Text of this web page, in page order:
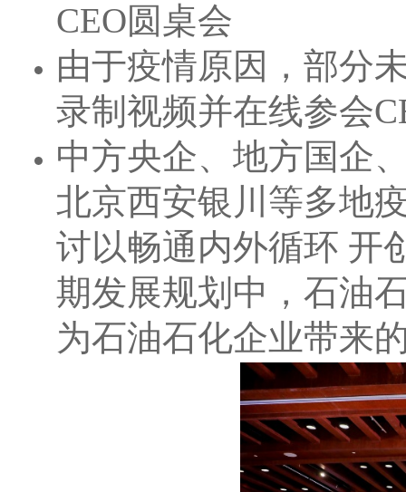
CEO圆桌会
由于疫情原因，部分
录制视频并在线参会
中方央企、地方国企
北京西安银川等多地
讨以畅通内外循环 开
期发展规划中，石油
为石油石化企业带来